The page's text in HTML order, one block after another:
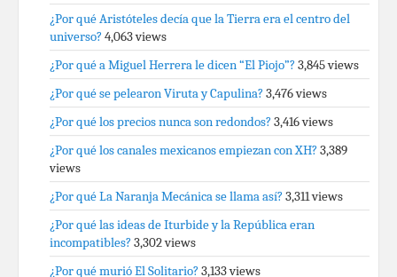
¿Por qué Aristóteles decía que la Tierra era el centro del
universo? 4,063 views
¿Por qué a Miguel Herrera le dicen “El Piojo”? 3,845 views
¿Por qué se pelearon Viruta y Capulina? 3,476 views
¿Por qué los precios nunca son redondos? 3,416 views
¿Por qué los canales mexicanos empiezan con XH? 3,389
views
¿Por qué La Naranja Mecánica se llama así? 3,311 views
¿Por qué las ideas de Iturbide y la República eran
incompatibles? 3,302 views
¿Por qué murió El Solitario? 3,133 views